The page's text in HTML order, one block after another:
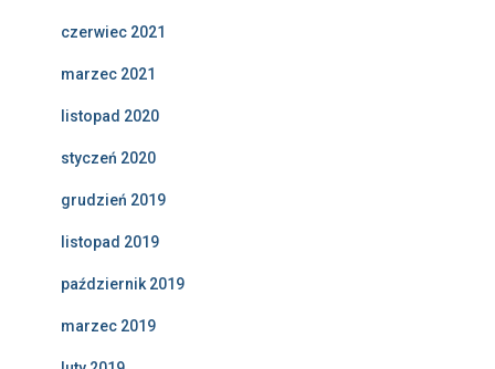
czerwiec 2021
marzec 2021
listopad 2020
styczeń 2020
grudzień 2019
listopad 2019
październik 2019
marzec 2019